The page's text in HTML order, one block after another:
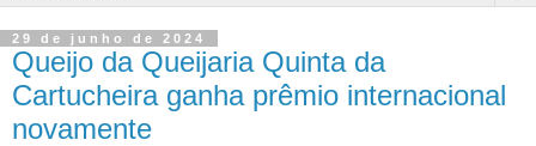
29 de junho de 2024
Queijo da Queijaria Quinta da
Cartucheira ganha prêmio internacional
novamente